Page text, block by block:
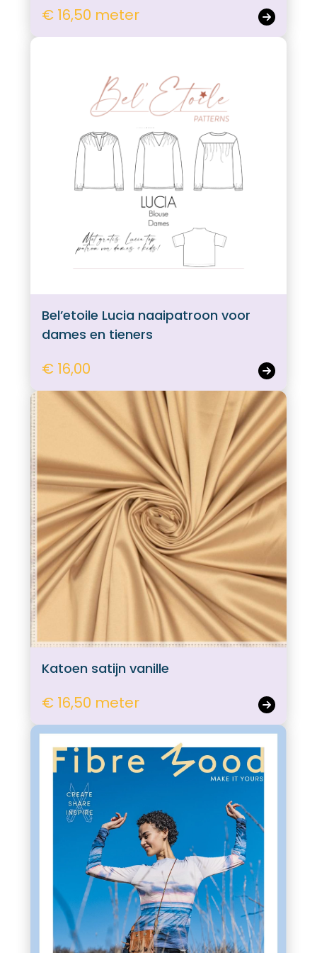
€ 16,50 meter
Bel’etoile Lucia naaipatroon voor
dames en tieners
€ 16,00
Katoen satijn vanille
€ 16,50 meter